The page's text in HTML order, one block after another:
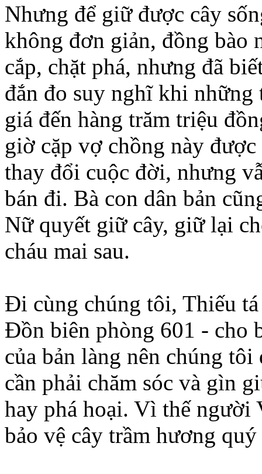
Nhưng để giữ được cây
không đơn giản, đồng bào
cắp, chặt phá, nhưng đã
đắn đo suy nghĩ khi
giá đến hàng trăm triệu
giờ cặp vợ chồng này
thay đổi cuộc đời, nhưng
bán đi. Bà con dân bản
Nữ quyết giữ cây, giữ lại
cháu mai sau.
Đi cùng chúng tôi, Thiếu
Đồn biên phòng 601 - cho
của bản làng nên chúng
cần phải chăm sóc và gìn
hay phá hoại. Vì thế
bảo vệ cây trầm hương